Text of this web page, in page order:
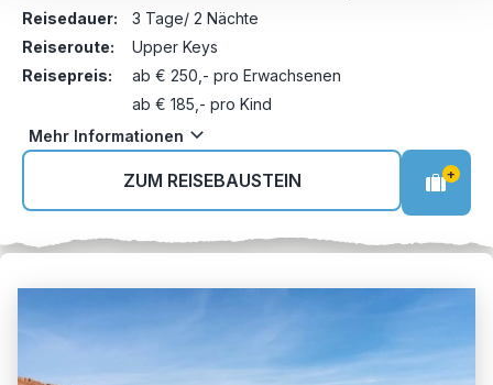
Reisedauer:
3 Tage/ 2 Nächte
Reiseroute:
Upper Keys
Reisepreis:
ab € 250,- pro Erwachsenen
ab € 185,- pro Kind
Mehr Informationen
ZUM REISEBAUSTEIN +